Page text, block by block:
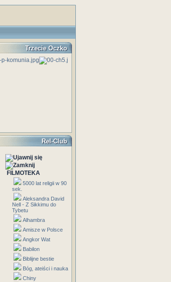
Trzecie Oczko
Rel-Club
FILMOTEKA
5000 lat religii w 90
sek.
Aleksandra David
Nell - Z Sikkimu do
Tybetu
Alhambra
Amisze w Polsce
Angkor Wat
Babilon
Biblijne bestie
Bóg, ateiści i nauka
Chiny